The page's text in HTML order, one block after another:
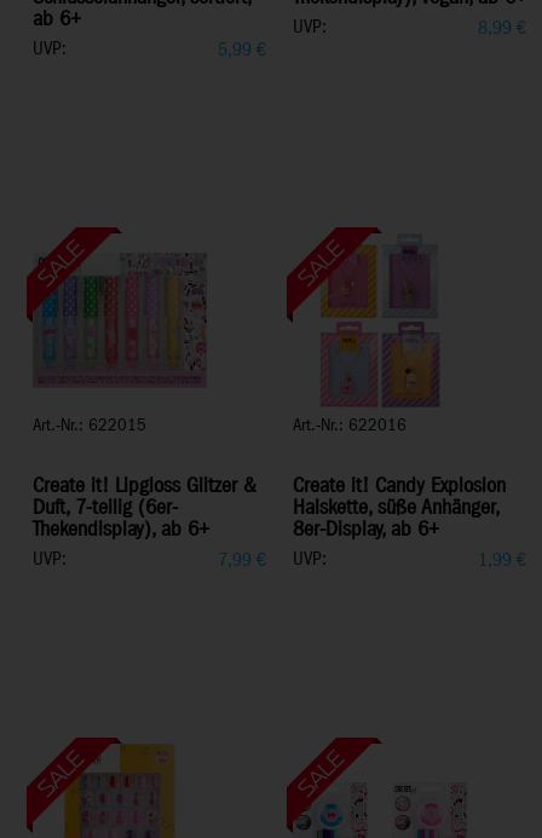
ab 6+
UVP: 5,99 €
UVP: 8,99 €
Art.-Nr.: 622015
Create it! Lipgloss Glitzer &
Duft, 7-teilig (6er-
Thekendisplay), ab 6+
UVP: 7,99 €
Art.-Nr.: 622016
Create it! Candy Explosion
Halskette, süße Anhänger,
8er-Display, ab 6+
UVP: 1,99 €